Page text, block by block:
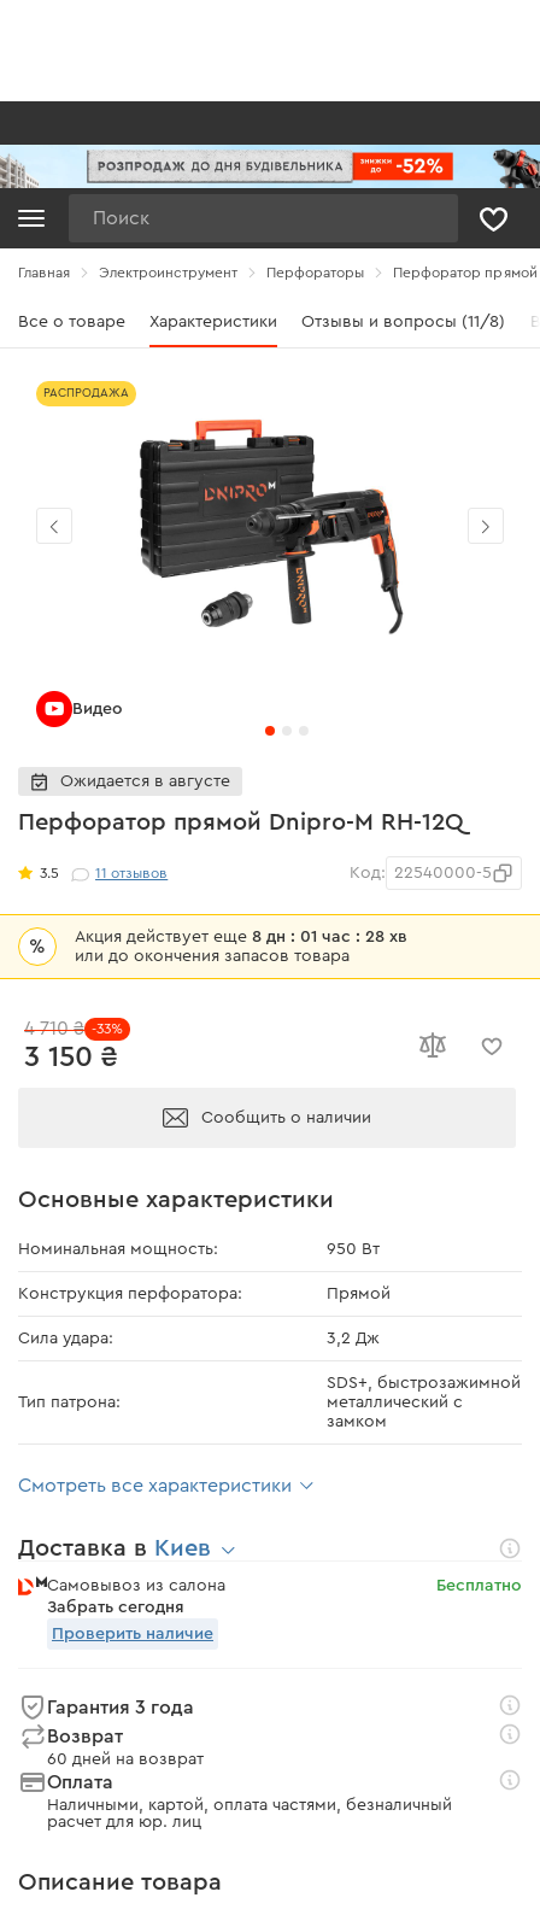
Главная Электроинструмент Перфораторы Перфоратор прямой
Все о товаре Характеристики Отзывы и вопросы (11/8)
Перфоратор прямой Dnipro-M RH-12Q
3.5 11отзывов Код: 22540000-5
% Акция действует еще8 дн : 01 час : 28 хв
или до окончения запасов товара
3 150 ₴
4 710 ₴ -33%
Сообщить о наличии
Ожидается в августе
Основные характеристики
Номинальная мощность: 950 Вт
Конструкция перфоратора: Прямой
Сила удара: 3,2 Дж
Тип патрона:
SDS+, быстрозажимной
металлический с
замком
Смотреть все характеристики
Доставка в Киев
Самовывоз из салона
Забрать сегодня
Бесплатно
Проверить наличие
Гарантия 3 года
Возврат
60 дней на возврат
Оплата
Наличными, картой, оплата частями, безналичный
расчет для юр. лиц
Описание товара
РАСПРОДАЖА
Видео